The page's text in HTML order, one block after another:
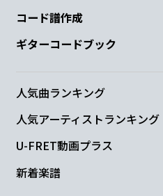
コード譜作成
ギターコードブック
人気曲ランキング
人気アーティストランキング
U-FRET動画プラス
新着楽譜